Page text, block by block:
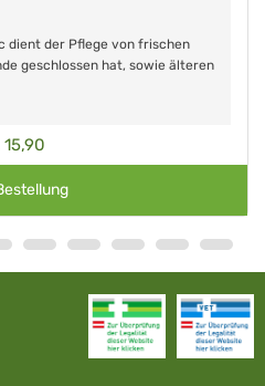
dient der Pflege von frischen
geschlossen hat, sowie älteren
15,90